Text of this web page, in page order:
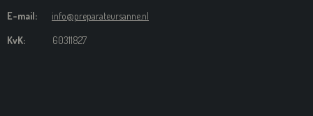
E-mail: info@preparateursanne.nl
KvK: 60311827